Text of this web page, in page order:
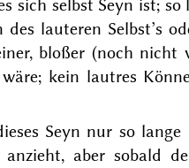
sich selbst Seyn ist;
des lauteren Selbst’s
bloßer (noch
kein lautres
Seyn nur so
aber sobald